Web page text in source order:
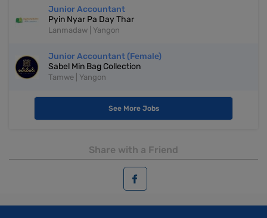
Junior Accountant
Pyin Nyar Pa Day Thar
Lanmadaw | Yangon
Junior Accountant (Female)
Sabel Min Bag Collection
Tamwe | Yangon
See More Jobs
Share with a Friend